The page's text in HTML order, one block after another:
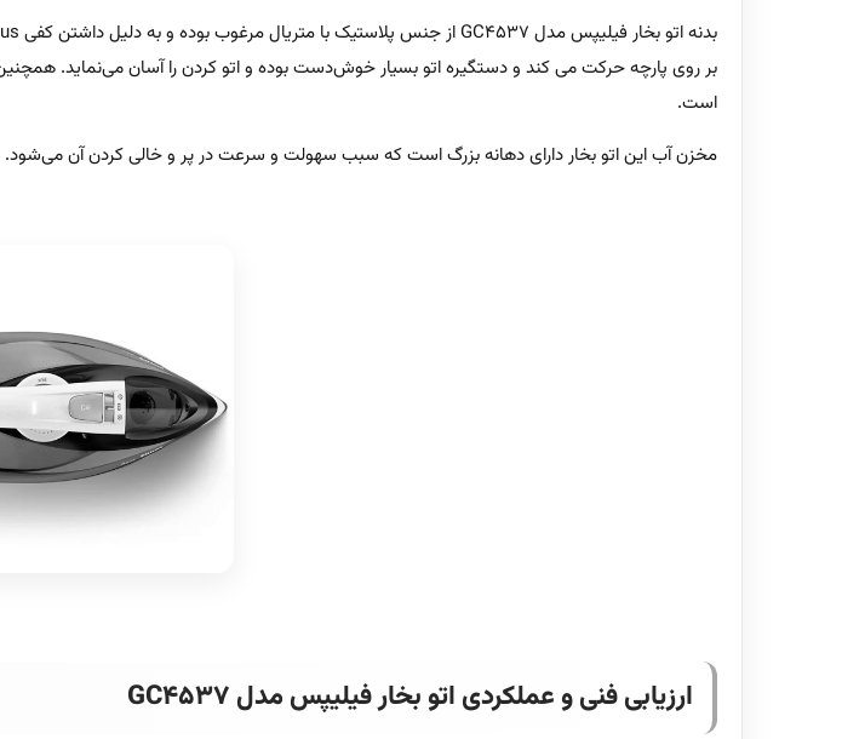
بر روی پارچه حرکت می کند و دستگیره‌ اتو بسیار خوش‌دست بوده و اتو کردن را آسان می‌نماید.
است.
مخزن آب این اتو بخار دارای دهانه بزرگ است که سبب سهولت و سرعت در پر و خالی کردن آن می‌شود.
ارزیابی فنی و عملکردی اتو بخار فیلیپس مدل GC4537